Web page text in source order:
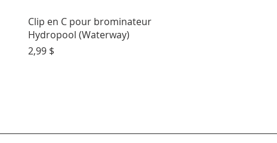
Aperçu rapide
Clip en C pour brominateur
Hydropool (Waterway)
Prix
2,99 $